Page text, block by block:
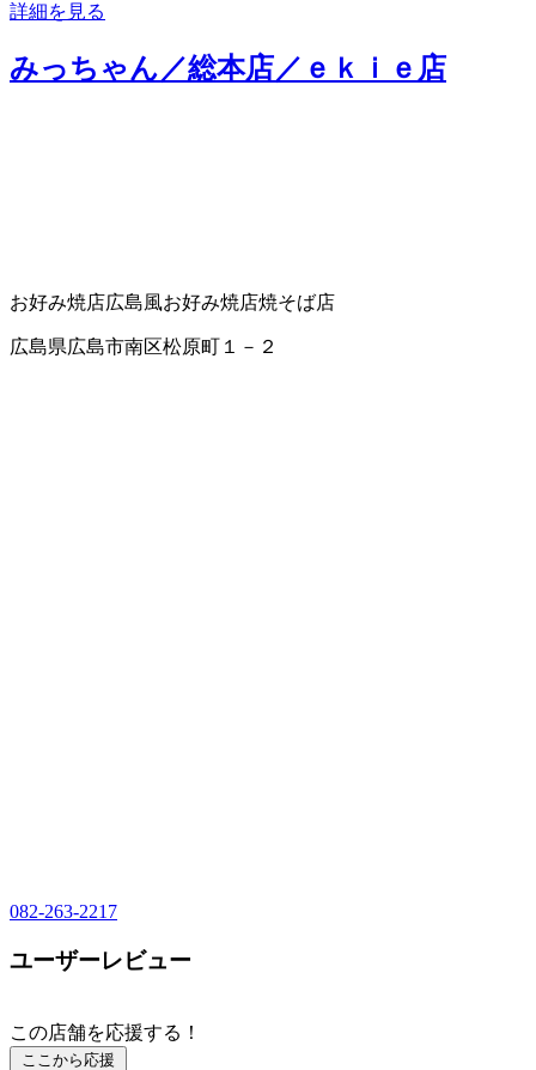
詳細を見る
みっちゃん／総本店／ｅｋｉｅ店
お好み焼店広島風お好み焼店焼そば店
広島県広島市南区松原町１－２
082-263-2217
ユーザーレビュー
この店舗を応援する！
ここから応援